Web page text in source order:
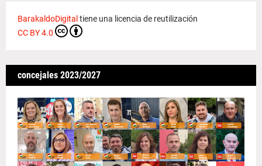
BarakaldoDigitaltiene una licencia de reutilización
CC BY 4.0
concejales 2023/2027